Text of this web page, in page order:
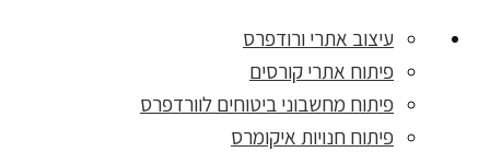
עיצוב אתרי ורודפרס
פיתוח אתרי קורסים
פיתוח מחשבוני ביטוחים לוורדפרס
פיתוח חנויות איקומרס